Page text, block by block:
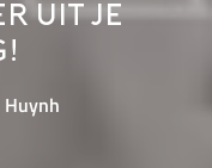
uit je
Huynh